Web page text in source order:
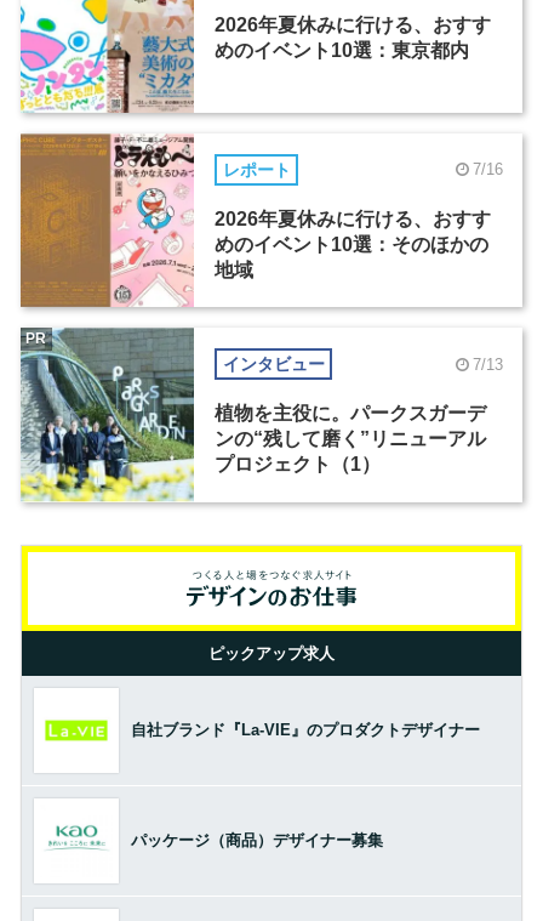
2026年夏休みに行ける、おすす
めのイベント10選：東京都内
レポート 7/16
2026年夏休みに行ける、おすす
めのイベント10選：そのほかの
地域
インタビュー 7/13
植物を主役に。パークスガーデ
ンの“残して磨く”リニューアル
プロジェクト（1）
PR
ピックアップ求人
自社ブランド『La-VIE』のプロダクトデザイナー
パッケージ（商品）デザイナー募集